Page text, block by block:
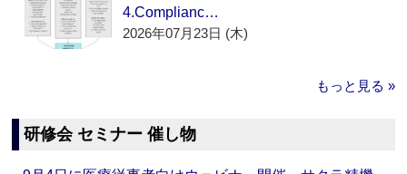
4.Complianc…
2026年07月23日 (木)
もっと見る »
研修会 セミナー 催し物